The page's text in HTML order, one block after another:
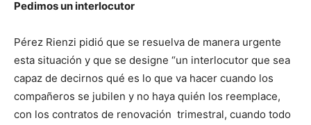
Pedimos un interlocutor
Pérez Rienzi pidió que se resuelva de manera urgente
esta situación y que se designe “un interlocutor que sea
capaz de decirnos qué es lo que va hacer cuando los
compañeros se jubilen y no haya quién los reemplace,
con los contratos de renovación trimestral, cuando todo